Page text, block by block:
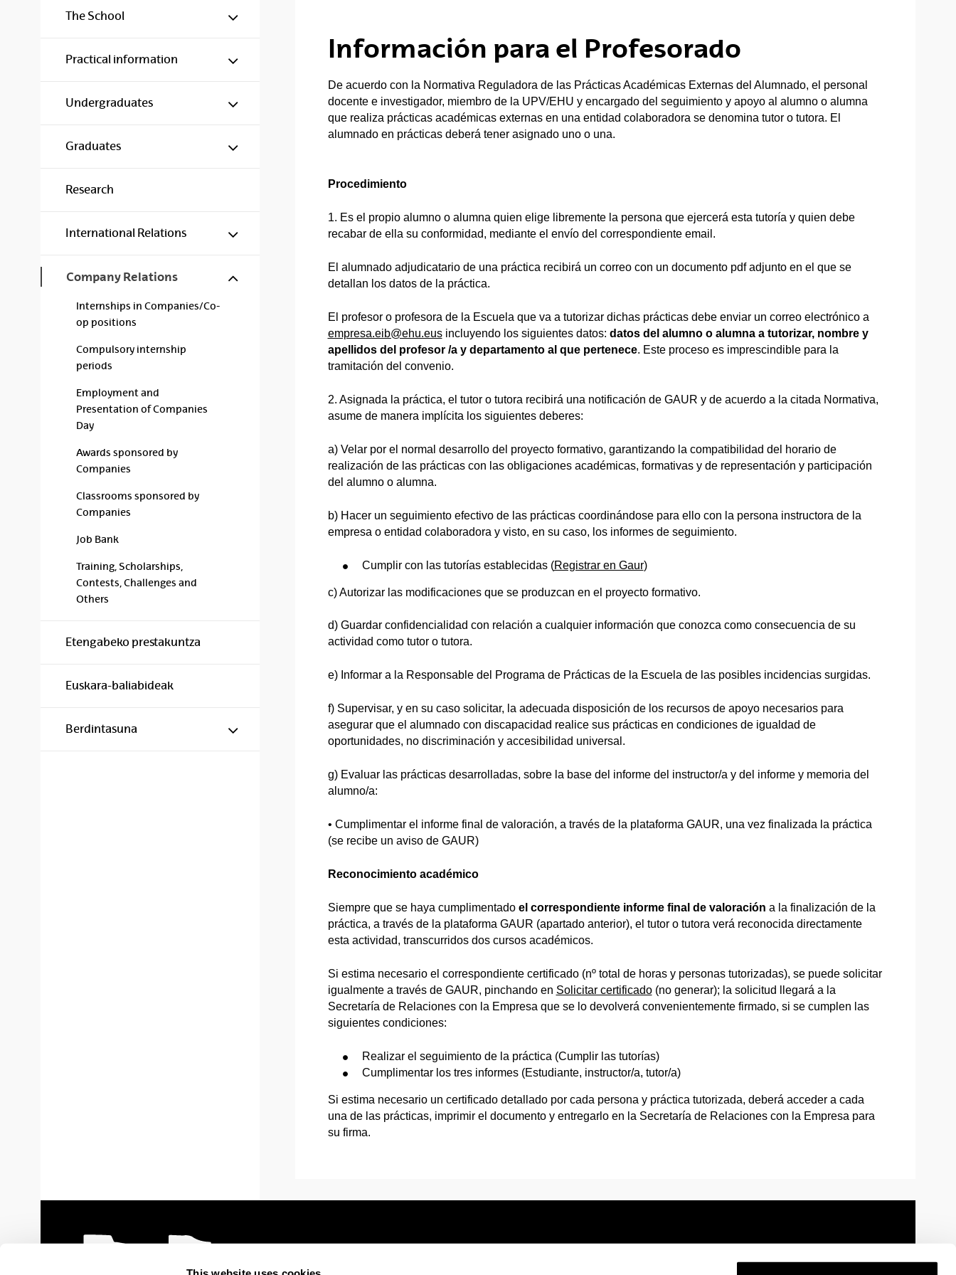
The School Show/hide subpages
Practical information Show/hide subpages
Undergraduates Show/hide subpages
Graduates Show/hide subpages
Research
International Relations Show/hide subpages
Company Relations Show/hide subpages
Internships in Companies/Co-
op positions
Compulsory internship
periods
Employment and
Presentation of Companies
Day
Awards sponsored by
Companies
Classrooms sponsored by
Companies
Job Bank
Training, Scholarships,
Contests, Challenges and
Others
Etengabeko prestakuntza
Euskara-baliabideak
Berdintasuna Show/hide subpages
Información para el Profesorado
De acuerdo con la Normativa Reguladora de las Prácticas Académicas Externas del Alumnado, el personal
docente e investigador, miembro de la UPV/EHU y encargado del seguimiento y apoyo al alumno o alumna
que realiza prácticas académicas externas en una entidad colaboradora se denomina tutor o tutora. El
alumnado en prácticas deberá tener asignado uno o una.
Procedimiento
1. Es el propio alumno o alumna quien elige libremente la persona que ejercerá esta tutoría y quien debe
recabar de ella su conformidad, mediante el envío del correspondiente email.
El alumnado adjudicatario de una práctica recibirá un correo con un documento pdf adjunto en el que se
detallan los datos de la práctica.
El profesor o profesora de la Escuela que va a tutorizar dichas prácticas debe enviar un correo electrónico a
empresa.eib@ehu.eusincluyendo los siguientes datos: datos del alumno o alumna a tutorizar, nombre y
apellidos del profesor /a y departamento al que pertenece. Este proceso es imprescindible para la
tramitación del convenio.
2. Asignada la práctica, el tutor o tutora recibirá una notificación de GAUR y de acuerdo a la citada Normativa,
asume de manera implícita los siguientes deberes:
a) Velar por el normal desarrollo del proyecto formativo, garantizando la compatibilidad del horario de
realización de las prácticas con las obligaciones académicas, formativas y de representación y participación
del alumno o alumna.
b) Hacer un seguimiento efectivo de las prácticas coordinándose para ello con la persona instructora de la
empresa o entidad colaboradora y visto, en su caso, los informes de seguimiento.
Cumplir con las tutorías establecidas (Registrar en Gaur)
c) Autorizar las modificaciones que se produzcan en el proyecto formativo.
d) Guardar confidencialidad con relación a cualquier información que conozca como consecuencia de su
actividad como tutor o tutora.
e) Informar a la Responsable del Programa de Prácticas de la Escuela de las posibles incidencias surgidas.
f) Supervisar, y en su caso solicitar, la adecuada disposición de los recursos de apoyo necesarios para
asegurar que el alumnado con discapacidad realice sus prácticas en condiciones de igualdad de
oportunidades, no discriminación y accesibilidad universal.
g) Evaluar las prácticas desarrolladas, sobre la base del informe del instructor/a y del informe y memoria del
alumno/a:
• Cumplimentar el informe final de valoración, a través de la plataforma GAUR, una vez finalizada la práctica
(se recibe un aviso de GAUR)
Reconocimiento académico
Siempre que se haya cumplimentado el correspondiente informe final de valoración a la finalización de la
práctica, a través de la plataforma GAUR (apartado anterior), el tutor o tutora verá reconocida directamente
esta actividad, transcurridos dos cursos académicos.
Si estima necesario el correspondiente certificado (nº total de horas y personas tutorizadas), se puede solicitar
igualmente a través de GAUR, pinchando en Solicitar certificado(no generar); la solicitud llegará a la
Secretaría de Relaciones con la Empresa que se lo devolverá convenientemente firmado, si se cumplen las
siguientes condiciones:
Realizar el seguimiento de la práctica (Cumplir las tutorías)
Cumplimentar los tres informes (Estudiante, instructor/a, tutor/a)
Si estima necesario un certificado detallado por cada persona y práctica tutorizada, deberá acceder a cada
una de las prácticas, imprimir el documento y entregarlo en la Secretaría de Relaciones con la Empresa para
su firma.